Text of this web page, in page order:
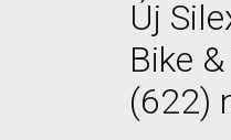
Új
Bike
(622)